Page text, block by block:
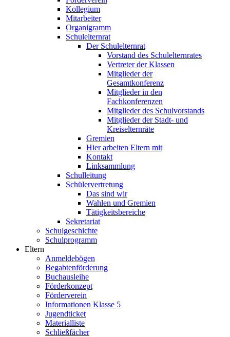
Kollegium
Mitarbeiter
Organigramm
Schulelternrat
Der Schulelternrat
Vorstand des Schulelternrates
Vertreter der Klassen
Mitglieder der
Gesamtkonferenz
Mitglieder in den
Fachkonferenzen
Mitglieder des Schulvorstands
Mitglieder der Stadt- und
Kreiselternräte
Gremien
Hier arbeiten Eltern mit
Kontakt
Linksammlung
Schulleitung
Schülervertretung
Das sind wir
Wahlen und Gremien
Tätigkeitsbereiche
Sekretariat
Schulgeschichte
Schulprogramm
Eltern
Anmeldebögen
Begabtenförderung
Buchausleihe
Förderkonzept
Förderverein
Informationen Klasse 5
Jugendticket
Materialliste
Schließfächer